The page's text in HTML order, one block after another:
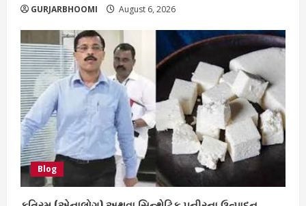
GURJARBHOOMI August 6, 2026
Blog